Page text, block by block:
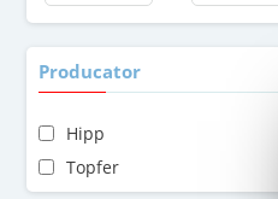
Producator
Hipp
Topfer